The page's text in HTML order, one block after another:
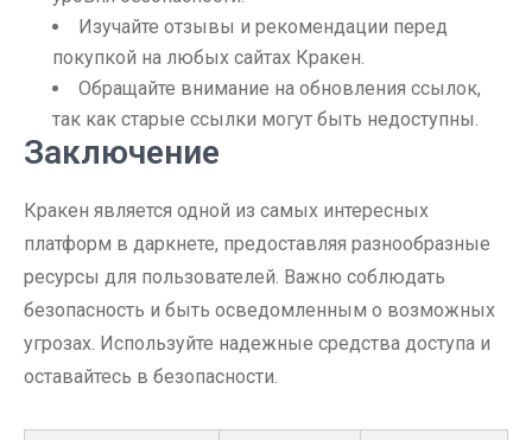
Изучайте отзывы и рекомендации перед
покупкой на любых сайтах Кракен.
Обращайте внимание на обновления ссылок,
так как старые ссылки могут быть недоступны.
Заключение
Кракен является одной из самых интересных
платформ в даркнете, предоставляя разнообразные
ресурсы для пользователей. Важно соблюдать
безопасность и быть осведомленным о возможных
угрозах. Используйте надежные средства доступа и
оставайтесь в безопасности.